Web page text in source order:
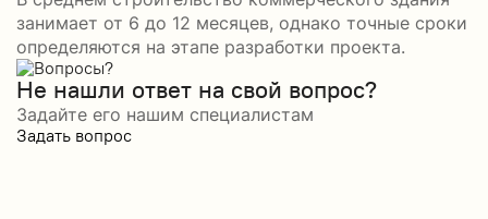
занимает от 6 до 12 месяцев, однако точные сроки
определяются на этапе разработки проекта.
Не нашли ответ на свой вопрос?
Задайте его нашим специалистам
Задать вопрос